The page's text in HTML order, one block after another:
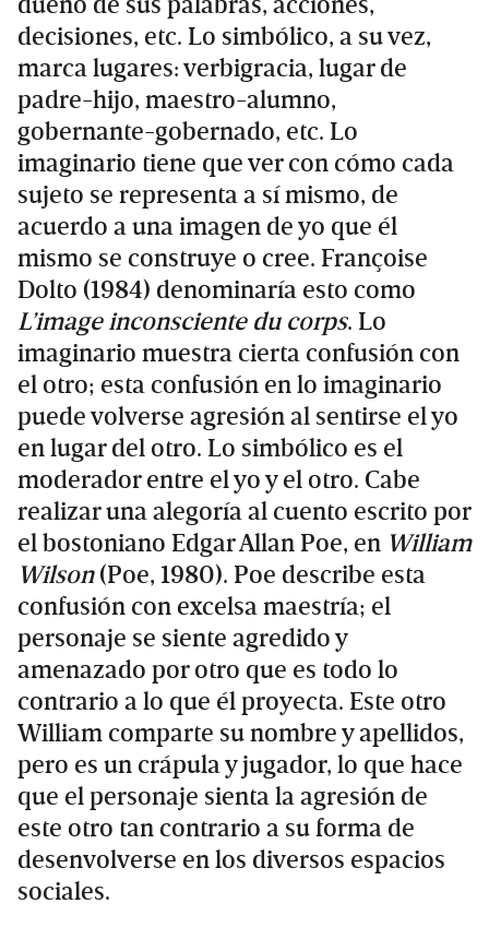
decisiones, etc. Lo simbólico, a su vez,
marca lugares: verbigracia, lugar de
padre-hijo, maestro-alumno,
gobernante-gobernado, etc. Lo
imaginario tiene que ver con cómo cada
sujeto se representa a sí mismo, de
acuerdo a una imagen de yo que él
mismo se construye o cree. Françoise
Dolto (1984) denominaría esto como
L’image inconsciente du corps. Lo
imaginario muestra cierta confusión con
el otro; esta confusión en lo imaginario
puede volverse agresión al sentirse el yo
en lugar del otro. Lo simbólico es el
moderador entre el yo y el otro. Cabe
realizar una alegoría al cuento escrito por
el bostoniano Edgar Allan Poe, en William
Wilson(Poe, 1980). Poe describe esta
confusión con excelsa maestría; el
personaje se siente agredido y
amenazado por otro que es todo lo
contrario a lo que él proyecta. Este otro
William comparte su nombre y apellidos,
pero es un crápula y jugador, lo que hace
que el personaje sienta la agresión de
este otro tan contrario a su forma de
desenvolverse en los diversos espacios
sociales.